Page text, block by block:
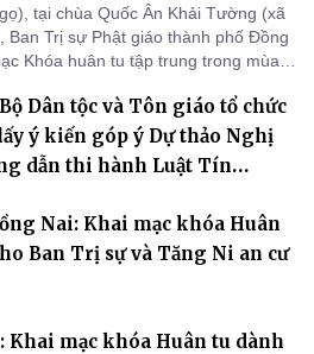
tại chùa Quốc Ân Khải Tường (xã
Ban Trị sự Phật giáo thành phố Đồng
Khóa huân tu tập trung trong mùa
hạ chùa Quốc Ân Khải Tường.
Dân tộc và Tôn giáo tổ chức
ý kiến góp ý Dự thảo Nghị
dẫn thi hành Luật Tín
Nai: Khai mạc khóa Huân
Ban Trị sự và Tăng Ni an cư
Khai mạc khóa Huân tu dành